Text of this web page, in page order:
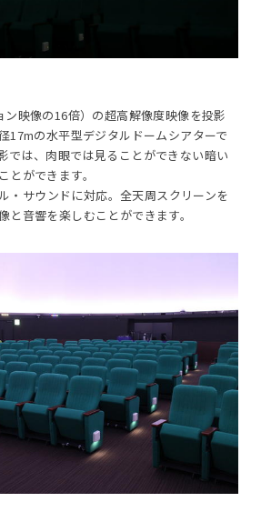
ン映像の16倍）の超高解像度映像を投影
17mの水平型デジタルドームシアターで
では、肉眼では見ることができない暗い
とができます。
・サウンドに対応。全天周スクリーンを
と音響を楽しむことができます。